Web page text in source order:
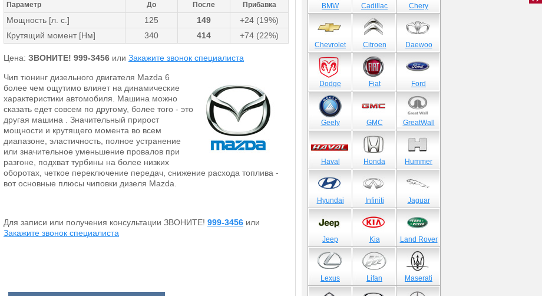
Параметр До После Прибавка
Мощность [л. с.] 125 149
+24 (19%)
Крутящий момент [Нм]
340 414 +74 (22%)
Цена: ЗВОНИТЕ! 999-3456 или Закажите звонок специалиста
Чип тюнинг дизельного двигателя Mazda 6
более чем ощутимо влияет на динамические
характеристики автомобиля. Машина можно
сказать едет совсем по другому, более того - это
другая машина . Значительный прирост
мощности и крутящего момента во всем
диапазоне, эластичность, полное устранение
или значительное уменьшение провалов при
разгоне, подхват турбины на более низких
оборотах, четкое переключение передач, снижение расхода топлива -
вот основные плюсы чиповки дизеля Mazda.
Для записи или получения консультации ЗВОНИТЕ! 999-3456 или
Закажите звонок специалиста
BMW Cadillac Chery
Chevrolet Citroen Daewoo
Dodge Fiat Ford
Geely GMC GreatWall
Haval Honda Hummer
Hyundai Infiniti Jaguar
Jeep Kia Land Rover
Lexus Lifan Maserati